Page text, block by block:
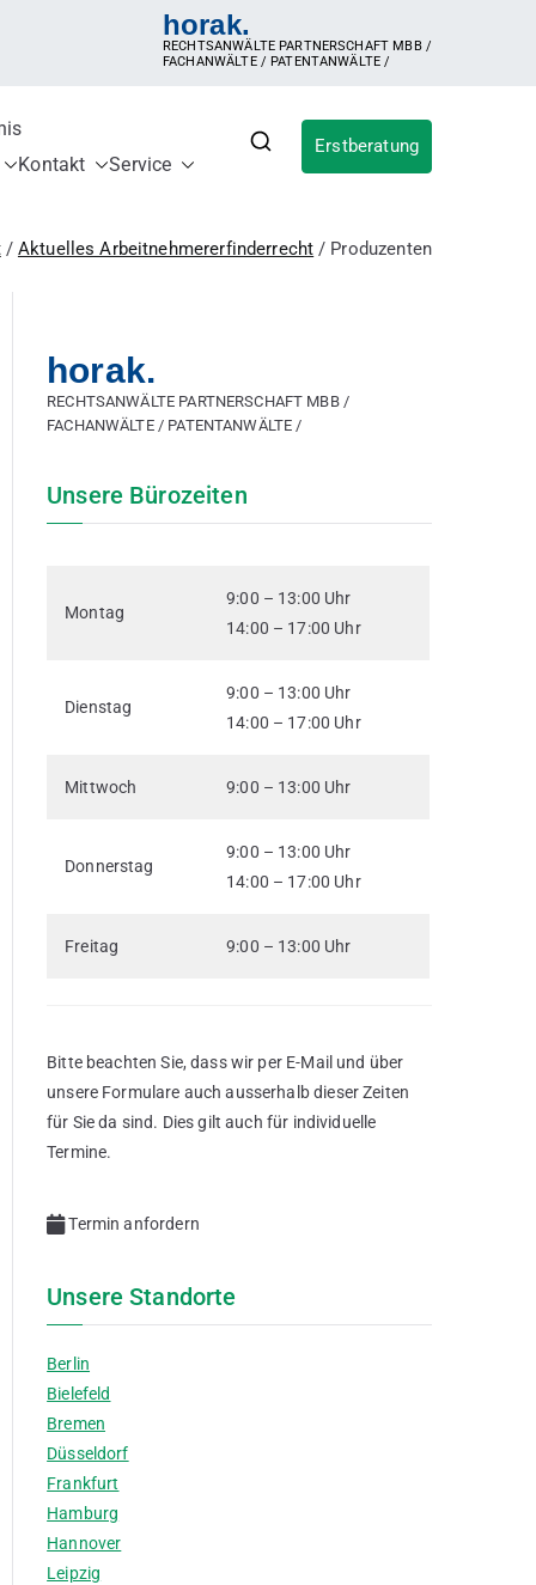
horak.
RECHTSANWÄLTE PARTNERSCHAFT MBB /
FACHANWÄLTE / PATENTANWÄLTE /
IP
Inanspruchnahme der Erfindung,
Kontakt Service
Erstberatung
Aktuelles Arbeitnehmererfinderrecht Produzenten
horak.
RECHTSANWÄLTE PARTNERSCHAFT MBB /
FACHANWÄLTE / PATENTANWÄLTE /
Unsere Bürozeiten
Montag
9:00 – 13:00 Uhr
14:00 – 17:00 Uhr
Dienstag
9:00 – 13:00 Uhr
14:00 – 17:00 Uhr
Mittwoch 9:00 – 13:00 Uhr
Donnerstag
9:00 – 13:00 Uhr
14:00 – 17:00 Uhr
Freitag 9:00 – 13:00 Uhr
Bitte beachten Sie, dass wir per E-Mail und über
unsere Formulare auch ausserhalb dieser Zeiten
für Sie da sind. Dies gilt auch für individuelle
Termine.
Termin anfordern
Unsere Standorte
Berlin
Bielefeld
Bremen
Düsseldorf
Frankfurt
Hamburg
Hannover
Leipzig